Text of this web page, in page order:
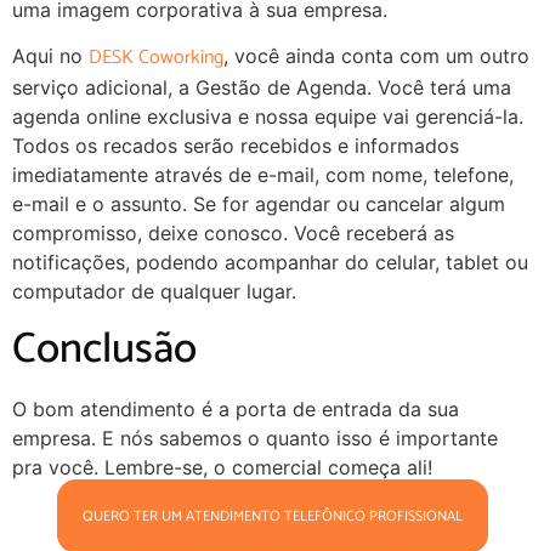
uma imagem corporativa à sua empresa.
Aqui no DESK Coworking, você ainda conta com um outro
serviço adicional, a Gestão de Agenda. Você terá uma
agenda online exclusiva e nossa equipe vai gerenciá-la.
Todos os recados serão recebidos e informados
imediatamente através de e-mail, com nome, telefone,
e-mail e o assunto. Se for agendar ou cancelar algum
compromisso, deixe conosco. Você receberá as
notificações, podendo acompanhar do celular, tablet ou
computador de qualquer lugar.
Conclusão
O bom atendimento é a porta de entrada da sua
empresa. E nós sabemos o quanto isso é importante
pra você. Lembre-se, o comercial começa ali!
QUERO TER UM ATENDIMENTO TELEFÔNICO PROFISSIONAL